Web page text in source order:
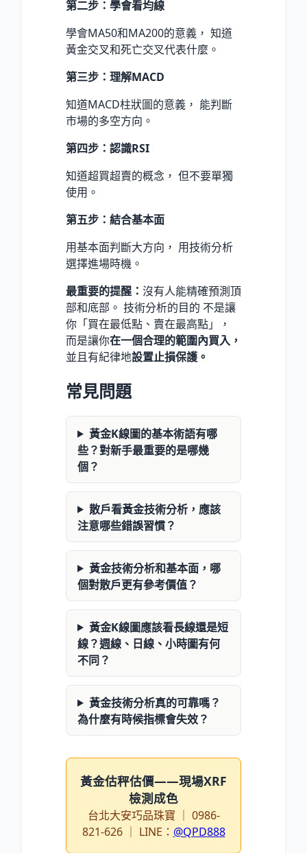
第二步：學會看均線
學會MA50和MA200的意義， 知道
黃金交叉和死亡交叉代表什麼。
第三步：理解MACD
知道MACD柱狀圖的意義， 能判斷
市場的多空方向。
第四步：認識RSI
知道超買超賣的概念， 但不要單獨
使用。
第五步：結合基本面
用基本面判斷大方向， 用技術分析
選擇進場時機。
最重要的提醒： 沒有人能精確預測頂
部和底部。 技術分析的目的 不是讓
你「買在最低點、賣在最高點」，
而是讓你在一個合理的範圍內買入，
並且有紀律地設置止損保護。
常見問題
黃金K線圖的基本術語有哪
些？對新手最重要的是哪幾
個？
散戶看黃金技術分析，應該
注意哪些錯誤習慣？
黃金技術分析和基本面，哪
個對散戶更有參考價值？
黃金K線圖應該看長線還是短
線？週線、日線、小時圖有何
不同？
黃金技術分析真的可靠嗎？
為什麼有時候指標會失效？
黃金估秤估價——現場XRF
檢測成色
台北大安巧品珠寶 ｜ 0986-
821-626 ｜ LINE： @QPD888